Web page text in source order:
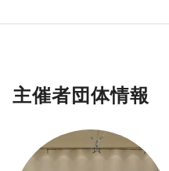
主催者団体情報